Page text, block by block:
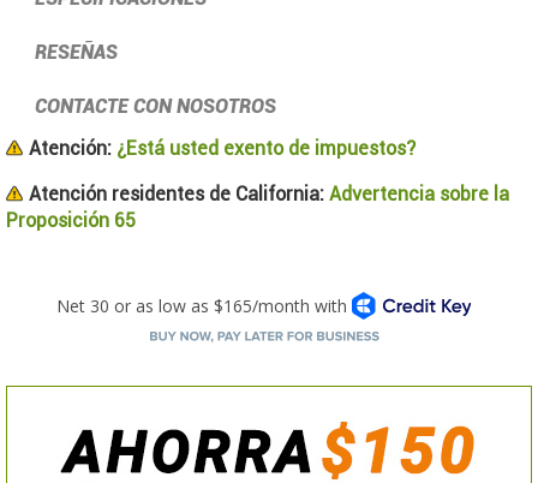
RESEÑAS
CONTACTE CON NOSOTROS
Atención: ¿Está usted exento de impuestos?
Atención residentes de California: Advertencia sobre la
Proposición 65